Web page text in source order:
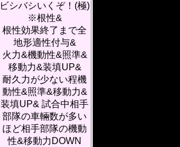
ビシバシいくぞ！(極)
※根性&
根性効果終了まで全
地形適性付与&
火力&機動性&照準&
移動力&装填UP&
耐久力が少ない程機
動性&照準&移動力&
装填UP& 試合中相手
部隊の車輛数が多い
ほど相手部隊の機動
性&移動力DOWN